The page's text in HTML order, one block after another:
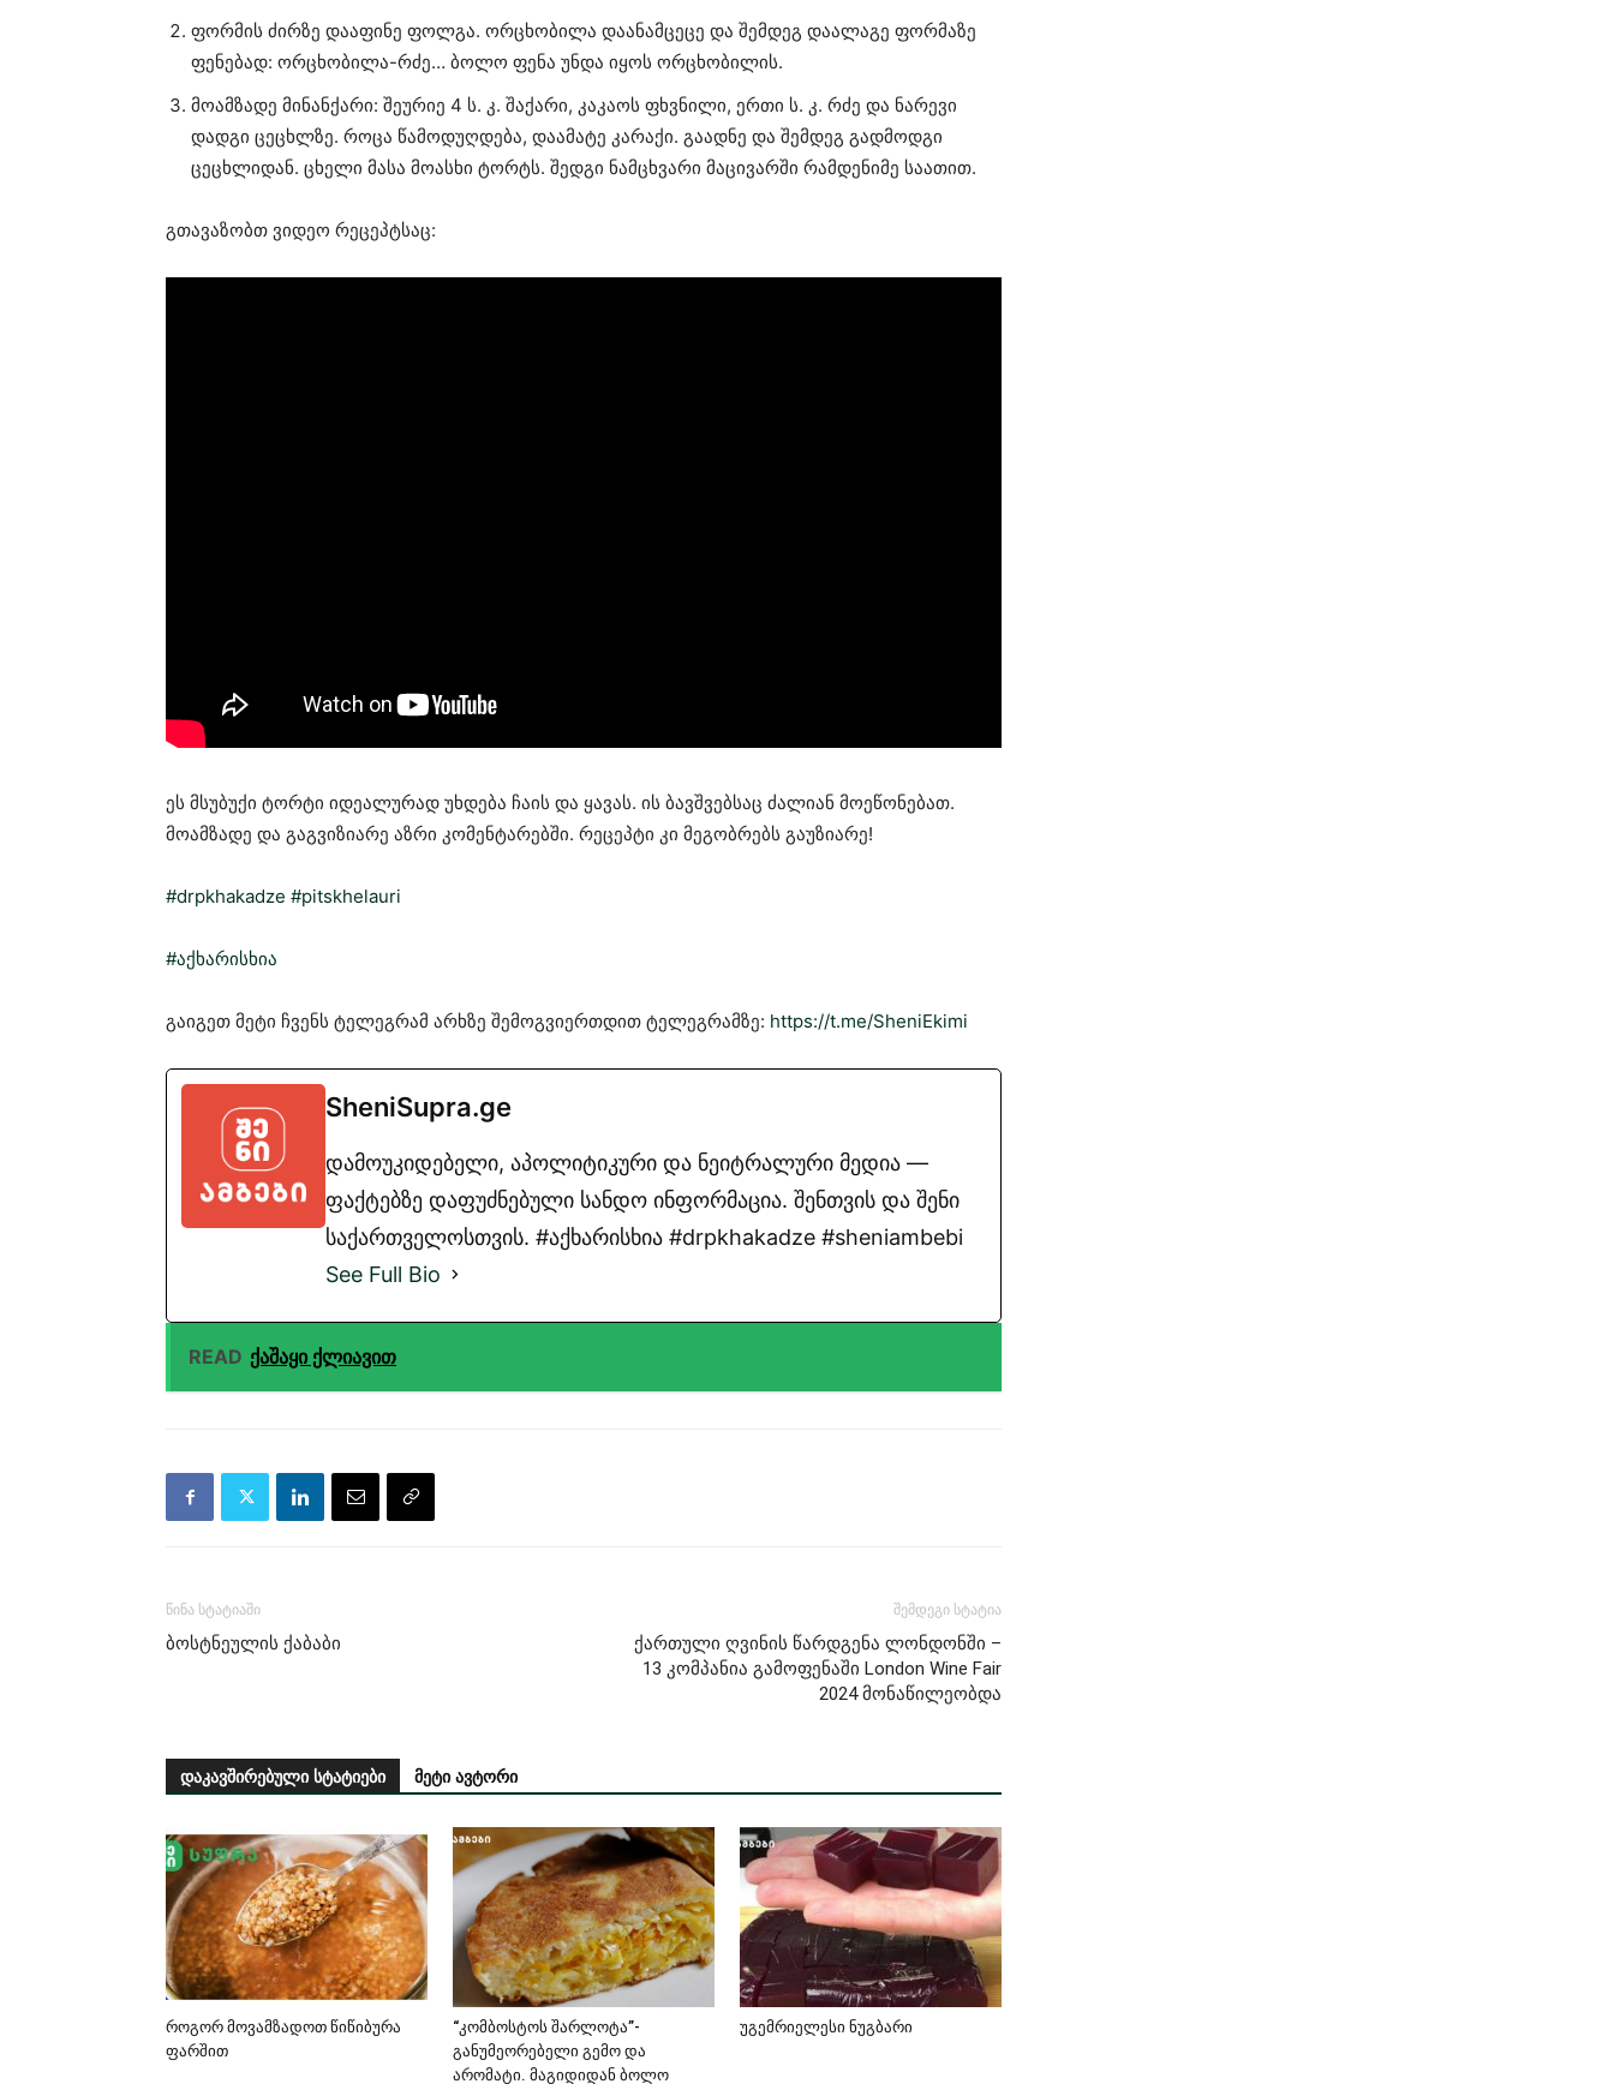
ფორმის ძირზე დააფინე ფოლგა. ორცხობილა დაანამცეცე და შემდეგ დაალაგე ფორმაზე
ფენებად: ორცხობილა-რძე… ბოლო ფენა უნდა იყოს ორცხობილის.
მოამზადე მინანქარი: შეურიე 4 ს. კ. შაქარი, კაკაოს ფხვნილი, ერთი ს. კ. რძე და ნარევი
დადგი ცეცხლზე. როცა წამოდუღდება, დაამატე კარაქი. გაადნე და შემდეგ გადმოდგი
ცეცხლიდან. ცხელი მასა მოასხი ტორტს. შედგი ნამცხვარი მაცივარში რამდენიმე საათით.
გთავაზობთ ვიდეო რეცეპტსაც:
ეს მსუბუქი ტორტი იდეალურად უხდება ჩაის და ყავას. ის ბავშვებსაც ძალიან მოეწონებათ.
მოამზადე და გაგვიზიარე აზრი კომენტარებში. რეცეპტი კი მეგობრებს გაუზიარე!
#drpkhakadze #pitskhelauri
#აქხარისხია
გაიგეთ მეტი ჩვენს ტელეგრამ არხზე შემოგვიერთდით ტელეგრამზე: https://t.me/SheniEkimi
SheniSupra.ge
დამოუკიდებელი, აპოლიტიკური და ნეიტრალური მედია —
ფაქტებზე დაფუძნებული სანდო ინფორმაცია. შენთვის და შენი
საქართველოსთვის. #აქხარისხია #drpkhakadze #sheniambebi
See Full Bio
READ ქაშაყი ქლიავით
წინა სტატიაში
ბოსტნეულის ქაბაბი
შემდეგი სტატია
ქართული ღვინის წარდგენა ლონდონში –
13 კომპანია გამოფენაში London Wine Fair
2024 მონაწილეობდა
დაკავშირებული სტატიები მეტი ავტორი
როგორ მოვამზადოთ წიწიბურა
ფარშით
“კომბოსტოს შარლოტა”-
განუმეორებელი გემო და
არომატი. მაგიდიდან ბოლო
უგემრიელესი ნუგბარი